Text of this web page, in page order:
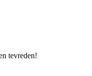
tevreden!